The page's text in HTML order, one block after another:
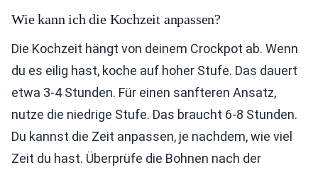
Wie kann ich die Kochzeit anpassen?
Die Kochzeit hängt von deinem Crockpot ab. Wenn
du es eilig hast, koche auf hoher Stufe. Das dauert
etwa 3-4 Stunden. Für einen sanfteren Ansatz,
nutze die niedrige Stufe. Das braucht 6-8 Stunden.
Du kannst die Zeit anpassen, je nachdem, wie viel
Zeit du hast. Überprüfe die Bohnen nach der